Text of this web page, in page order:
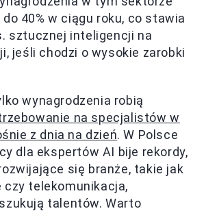
do 40% w ciągu roku, co stawia
sztucznej inteligencji na
jeśli chodzi o wysokie zarobki
wynagrodzenia robią
na specjalistów w
z dnia na dzień. W Polsce
dla ekspertów AI bije rekordy,
się branże, takie jak
czy telekomunikacja,
talentów. Warto